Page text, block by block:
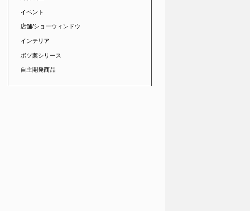
イベント
店舗/ショーウィンドウ
インテリア
ボツ案シリース
自主開発商品